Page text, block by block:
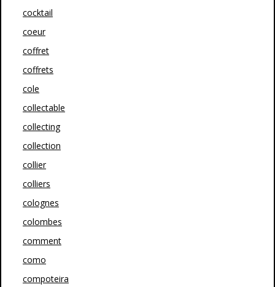
cocktail
coeur
coffret
coffrets
cole
collectable
collecting
collection
collier
colliers
colognes
colombes
comment
como
compoteira